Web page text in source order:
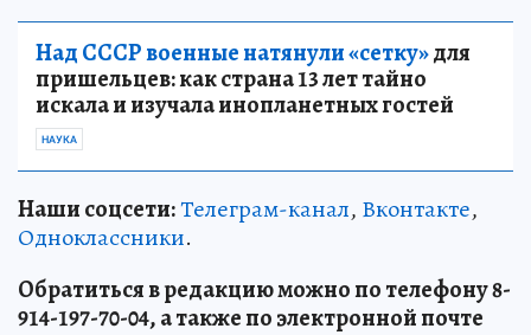
Над СССР военные натянули «сетку»для
пришельцев: как страна 13 лет тайно
искала и изучала инопланетных гостей
НАУКА
Наши соцсети:Телеграм-канал, Вконтакте,
Одноклассники.
Обратиться в редакцию можно по телефону 8-
914-197-70-04, а также по электронной почте